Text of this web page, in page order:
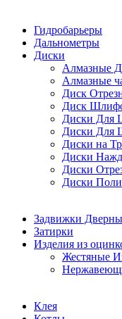
Гидробарьеры
Дальнометры
Диски
Алмазные
Алмазные
Диск
Диск
Диски Для
Диски Для
Диски на
Диски
Диски
Диски
Задвижки
Затирки
Изделия из
Жестяные
Клея